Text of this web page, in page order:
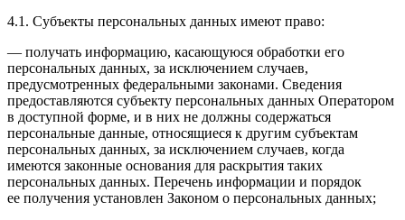
4.1. Субъекты персональных данных имеют право:
— получать информацию, касающуюся обработки его
персональных данных, за исключением случаев,
предусмотренных федеральными законами. Сведения
предоставляются субъекту персональных данных Оператором
в доступной форме, и в них не должны содержаться
персональные данные, относящиеся к другим субъектам
персональных данных, за исключением случаев, когда
имеются законные основания для раскрытия таких
персональных данных. Перечень информации и порядок
ее получения установлен Законом о персональных данных;